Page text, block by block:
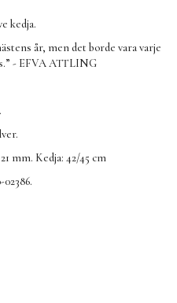
kedja.
år, men det borde vara varje
- EFVA ATTLING
.
mm. Kedja: 42/45 cm